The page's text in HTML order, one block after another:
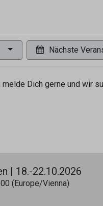
Nächste
Dich gerne und wir
| 18.-22.10.2026
(Europe/Vienna)